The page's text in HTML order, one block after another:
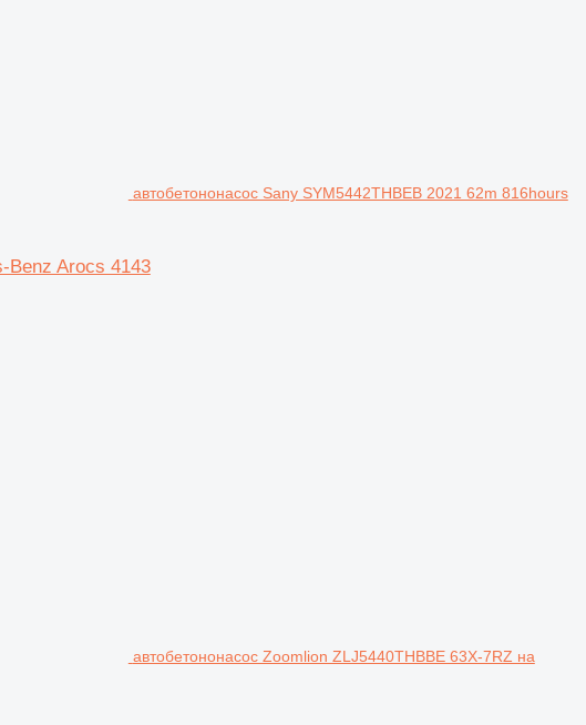
автобетононасос Sany SYM5442THBEB 2021 62m 816hours
Benz Arocs 4143
автобетононасос Zoomlion ZLJ5440THBBE 63X-7RZ на